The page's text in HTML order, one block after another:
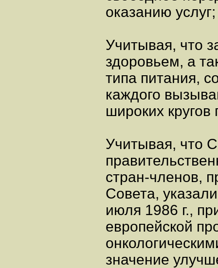
оказанию услуг;
Учитывая, что
здоровьем, а
типа питания,
каждого
широких кругов
Учитывая, что
стран-членов,
Совета,
июля 1986 г.,
европейской
значение